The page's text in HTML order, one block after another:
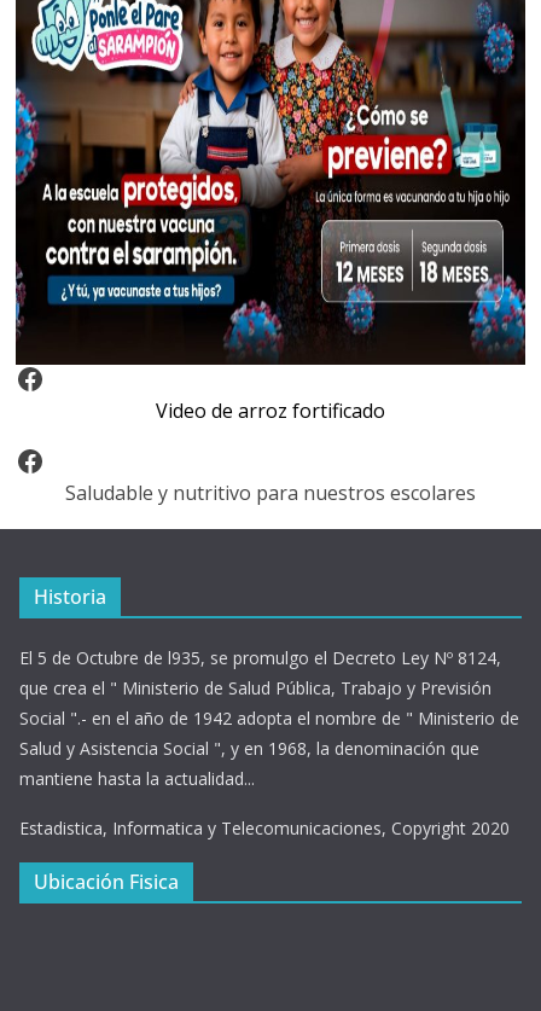
Video Arroz Fortificado
Video de arroz fortificado
Facebook
Saludable y nutritivo para nuestros escolares
Historia
El 5 de Octubre de l935, se promulgo el Decreto Ley Nº 8124,
que crea el " Ministerio de Salud Pública, Trabajo y Previsión
Social ".- en el año de 1942 adopta el nombre de " Ministerio de
Salud y Asistencia Social ", y en 1968, la denominación que
mantiene hasta la actualidad...
Estadistica, Informatica y Telecomunicaciones, Copyright 2020
Ubicación Fisica